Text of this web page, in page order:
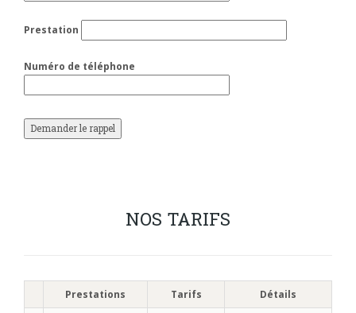
Prestation
Numéro de téléphone
NOS TARIFS
Prestations Tarifs
Détails